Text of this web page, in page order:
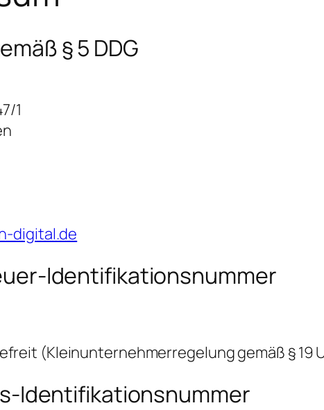
§ 5 DDG
1
digital.de
Identifikationsnummer
(Kleinunternehmerregelung gemäß § 19
Identifikationsnummer